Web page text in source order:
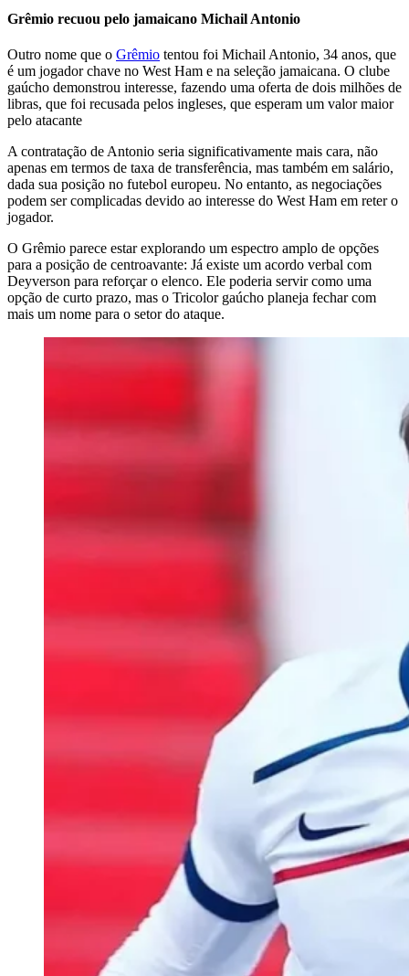
Grêmio recuou pelo jamaicano Michail Antonio
Outro nome que o Grêmio tentou foi Michail Antonio, 34 anos, que
é um jogador chave no West Ham e na seleção jamaicana. O clube
gaúcho demonstrou interesse, fazendo uma oferta de dois milhões de
libras, que foi recusada pelos ingleses, que esperam um valor maior
pelo atacante
A contratação de Antonio seria significativamente mais cara, não
apenas em termos de taxa de transferência, mas também em salário,
dada sua posição no futebol europeu. No entanto, as negociações
podem ser complicadas devido ao interesse do West Ham em reter o
jogador.
O Grêmio parece estar explorando um espectro amplo de opções
para a posição de centroavante: Já existe um acordo verbal com
Deyverson para reforçar o elenco. Ele poderia servir como uma
opção de curto prazo, mas o Tricolor gaúcho planeja fechar com
mais um nome para o setor do ataque.